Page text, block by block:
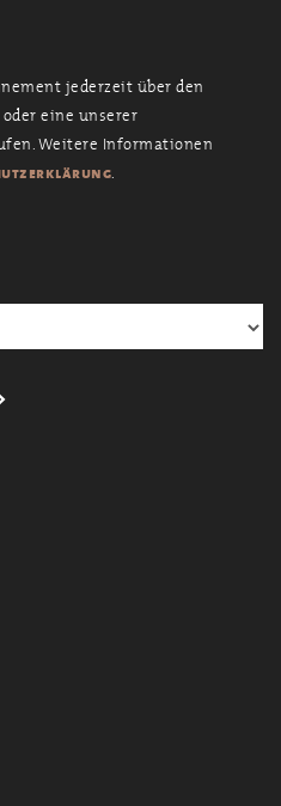
jederzeit über den
eine unserer
Weitere Informationen
.